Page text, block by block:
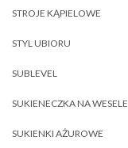
STROJE KĄPIELOWE
STYL UBIORU
SUBLEVEL
SUKIENECZKA NA WESELE
SUKIENKI AŻUROWE